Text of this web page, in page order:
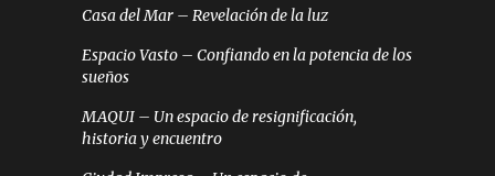
Casa del Mar – Revelación de la luz
Espacio Vasto – Confiando en la potencia de los
sueños
MAQUI – Un espacio de resignificación,
historia y encuentro